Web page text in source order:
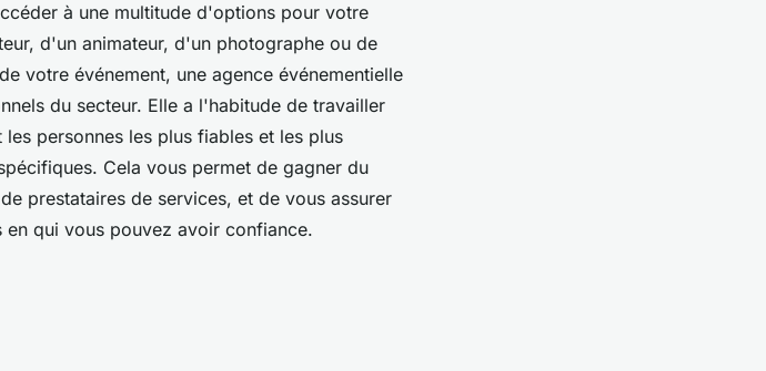
à une multitude d'options pour votre
d'un animateur, d'un photographe ou de
votre événement, une agence événementielle
du secteur. Elle a l'habitude de travailler
personnes les plus fiables et les plus
Cela vous permet de gagner du
prestataires de services, et de vous assurer
qui vous pouvez avoir confiance.